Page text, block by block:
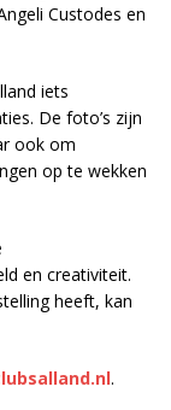
Custodes en
iets
De foto’s zijn
ook om
op te wekken
en creativiteit.
heeft, kan
.